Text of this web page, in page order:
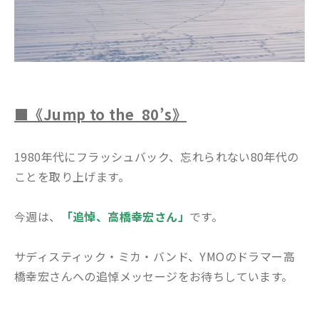
■《Jump to the 80’s》
1980年代にフラッシュバック、忘れられない80年代の
ことを取り上げます。
今週は、 「追悼、高橋幸宏さん」 です。
サディスティック・ミカ・バンド、YMOのドラマー高
橋幸宏さんへの追悼メッセージをお待ちしています。